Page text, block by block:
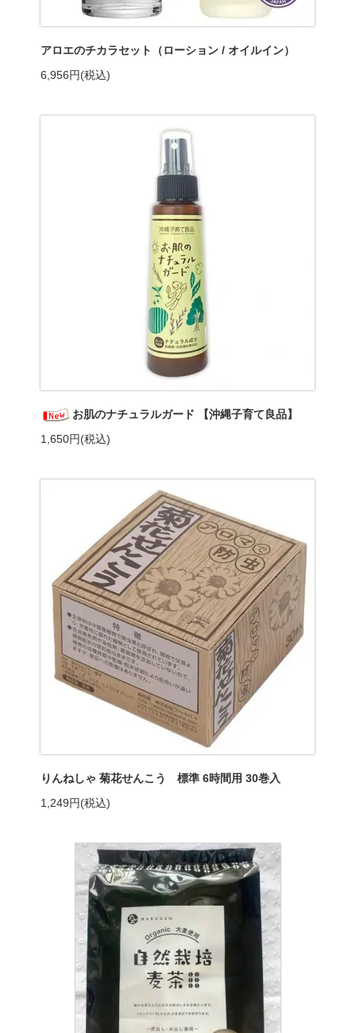
アロエのチカラセット（ローション / オイルイン）
6,956円(税込)
お肌のナチュラルガード 【沖縄子育て良品】
1,650円(税込)
りんねしゃ 菊花せんこう 標準 6時間用 30巻入
1,249円(税込)